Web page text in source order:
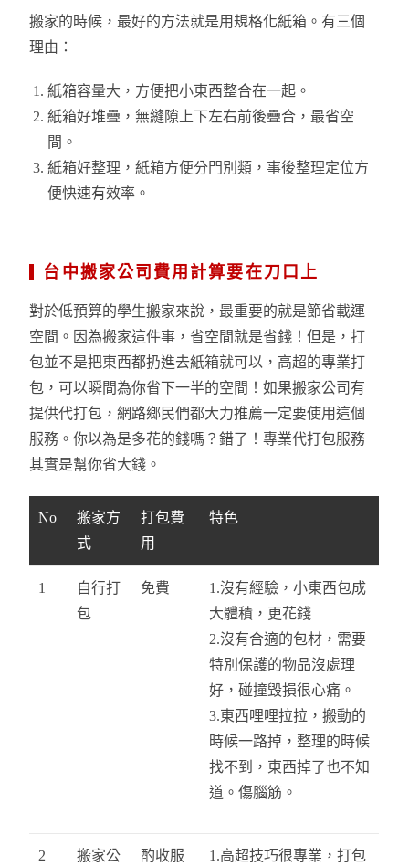
搬家的時候，最好的方法就是用規格化紙箱。有三個
理由：
紙箱容量大，方便把小東西整合在一起。
紙箱好堆疊，無縫隙上下左右前後疊合，最省空
間。
紙箱好整理，紙箱方便分門別類，事後整理定位方
便快速有效率。
台中搬家公司費用計算要在刀口上
對於低預算的學生搬家來說，最重要的就是節省載運
空間。因為搬家這件事，省空間就是省錢！但是，打
包並不是把東西都扔進去紙箱就可以，高超的專業打
包，可以瞬間為你省下一半的空間！如果搬家公司有
提供代打包，網路鄉民們都大力推薦一定要使用這個
服務。你以為是多花的錢嗎？錯了！專業代打包服務
其實是幫你省大錢。
No
搬家方
式
打包費
用
特色
1
自行打
包
免費
1.沒有經驗，小東西包成
大體積，更花錢
2.沒有合適的包材，需要
特別保護的物品沒處理
好，碰撞毀損很心痛。
3.東西哩哩拉拉，搬動的
時候一路掉，整理的時候
找不到，東西掉了也不知
道。傷腦筋。
2
搬家公
酌收服
1.高超技巧很專業，打包